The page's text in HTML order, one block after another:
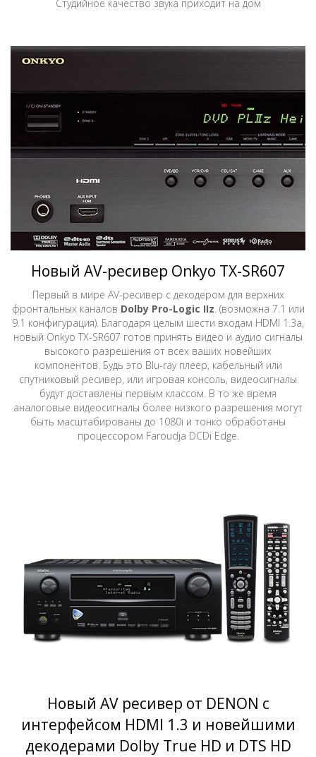
Студийное качество звука приходит на дом
Новый AV-ресивер Onkyo TX-SR607
Первый в мире AV-ресивер с декодером для верхних
фронтальных каналов Dolby Pro-Logic IIz. (возможна 7.1 или
9.1 конфигурация). Благодаря целым шести входам HDMI 1.3a,
новый Onkyo TX-SR607 готов принять видео и аудио сигналы
высокого разрешения от всех ваших новейших
компонентов. Будь это Blu-ray плеер, кабельный или
спутниковый ресивер, или игровая консоль, видеосигналы
будут доставлены первым классом. В то же время
аналоговые видеосигналы более низкого разрешения могут
быть масштабированы до 1080i и тонко обработаны
процессором Faroudja DCDi Edge.
Новый AV ресивер от DENON с
интерфейсом HDMI 1.3 и новейшими
декодерами Dolby True HD и DTS HD